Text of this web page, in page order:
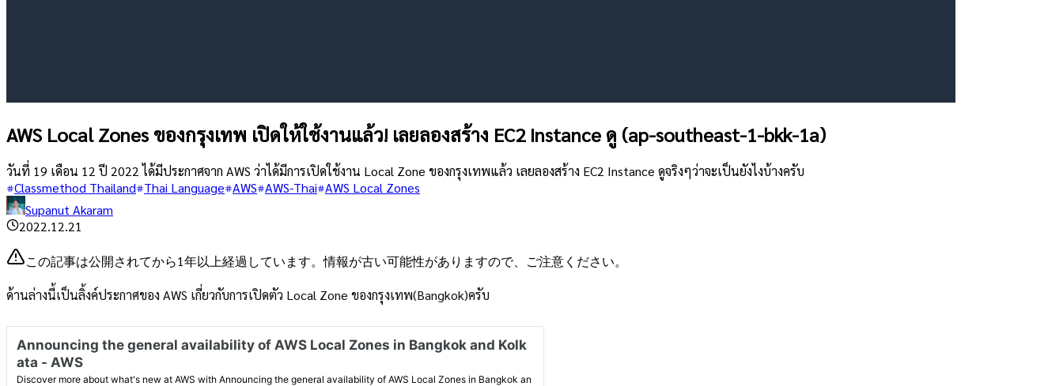
AWS Local Zones ของกรุงเทพ เปิดให้ใช้งานแล้ว! เลยลองสร้าง EC2 Instance ดู (ap-southeast-1-bkk-1a)
วันที่ 19 เดือน 12 ปี 2022 ได้มีประกาศจาก AWS ว่าได้มีการเปิดใช้งาน Local Zone ของกรุงเทพแล้ว เลยลองสร้าง EC2 Instance ดูจริงๆว่าจะเป็นยังไงบ้างครับ
Classmethod Thailand Thai Language AWS AWS-Thai AWS Local Zones
Supanut Akaram
2022.12.21
この記事は公開されてから1年以上経過しています。情報が古い可能性がありますので、ご注意ください。
ด้านล่างนี้เป็นลิ้งค์ประกาศของ AWS เกี่ยวกับการเปิดตัว Local Zone ของกรุงเทพ(Bangkok)ครับ